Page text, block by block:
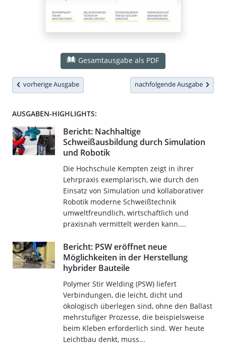
Gesamtausgabe als PDF
vorherige Ausgabe nachfolgende Ausgabe
AUSGABEN-HIGHLIGHTS:
Bericht: Nachhaltige
Schweißausbildung durch Simulation
und Robotik
Die Hochschule Kempten zeigt in ihrer
Lehrpraxis exemplarisch, wie durch den
Einsatz von Simulation und kollaborativer
Robotik moderne Schweißtechnik
umweltfreundlich, wirtschaftlich und
praxisnah vermittelt werden kann....
Bericht: PSW eröffnet neue
Möglichkeiten in der Herstellung
hybrider Bauteile
Polymer Stir Welding (PSW) liefert
Verbindungen, die leicht, dicht und
ökologisch überlegen sind, ohne den Ballast
mehrstufiger Prozesse, die beispielsweise
beim Kleben erforderlich sind. Wer heute
Leichtbau denkt, muss...